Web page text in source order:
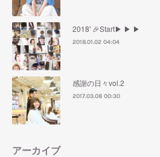
2018' 🎉Start▶︎ ▶︎ ▶︎
2018.01.02 04:04
感謝の日々vol.2
2017.03.08 00:30
アーカイブ